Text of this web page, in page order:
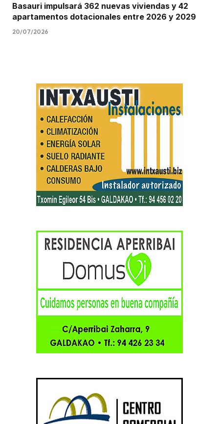
Basauri impulsará 362 nuevas viviendas y 42
apartamentos dotacionales entre 2026 y 2029
20/07/2026